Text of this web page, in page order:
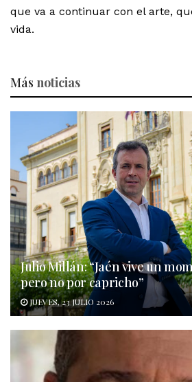
que va a continuar con el arte,
vida.
Más noticias
Julio Millán: “Jaén vive un
pero no por capricho”
JUEVES, 23 JULIO 2026